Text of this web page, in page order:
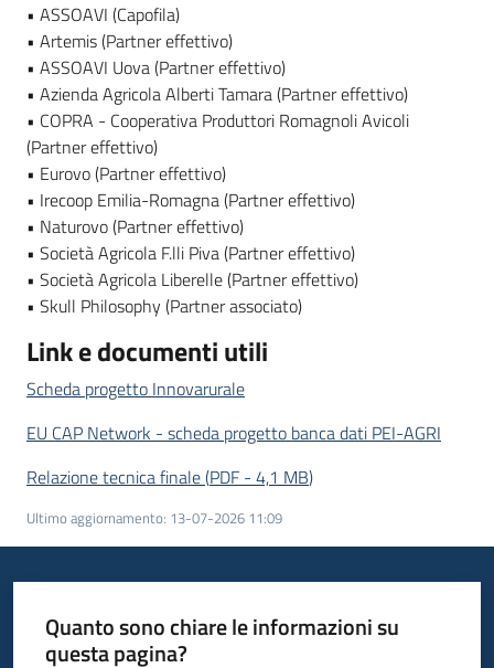
• ASSOAVI (Capofila)
• Artemis (Partner effettivo)
• ASSOAVI Uova (Partner effettivo)
• Azienda Agricola Alberti Tamara (Partner effettivo)
• COPRA - Cooperativa Produttori Romagnoli Avicoli
(Partner effettivo)
• Eurovo (Partner effettivo)
• Irecoop Emilia-Romagna (Partner effettivo)
• Naturovo (Partner effettivo)
• Società Agricola F.lli Piva (Partner effettivo)
• Società Agricola Liberelle (Partner effettivo)
• Skull Philosophy (Partner associato)
Link e documenti utili
Scheda progetto Innovarurale
EU CAP Network - scheda progetto banca dati PEI-AGRI
Relazione tecnica finale(PDF - 4,1 MB)
Ultimo aggiornamento: 13-07-2026 11:09
Quanto sono chiare le informazioni su
questa pagina?